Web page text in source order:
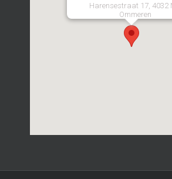
Harensestraat 17, 4032
Ommeren